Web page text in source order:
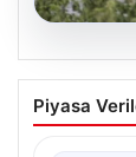
Piyasa